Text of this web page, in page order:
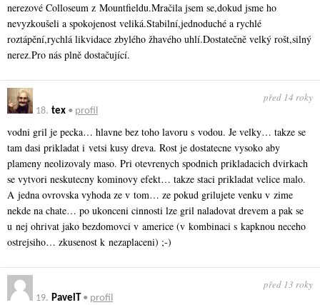
nerezové Colloseum z Mountfieldu­.Mračila jsem se,dokud jsme ho
nevyzkoušeli a spokojenost veliká.Stabil­ní,jednoduché a rychlé
roztápění,rychlá likvidace zbylého žhavého uhlí.Dostatečně velký rošt,silný
nerez.Pro nás plně dostačující.
18. tex • profil
před 14 roky
vodni gril je pecka… hlavne bez toho lavoru s vodou. Je velky… takze se
tam dasi prikladat i vetsi kusy dreva. Rost je dostatecne vysoko aby
plameny neolizovaly maso. Pri otevrenych spodnich prikladacich dvirkach
se vytvori neskutecny kominovy efekt… takze staci prikladat velice malo.
A jedna ovrovska vyhoda ze v tom… ze pokud grilujete venku v zime
nekde na chate… po ukonceni cinnosti lze gril naladovat drevem a pak se
u nej ohrivat jako bezdomovci v americe (v kombinaci s kapknou neceho
ostrejsiho… zkusenost k nezaplaceni) ;-)
19. PavelT • profil
před 13 roky